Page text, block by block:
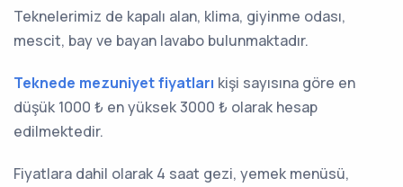
Teknelerimiz de kapalı alan, klima, giyinme odası,
mescit, bay ve bayan lavabo bulunmaktadır.
Teknede mezuniyet fiyatları kişi sayısına göre en
düşük 1000 ₺ en yüksek 3000 ₺ olarak hesap
edilmektedir.
Fiyatlara dahil olarak 4 saat gezi, yemek menüsü,